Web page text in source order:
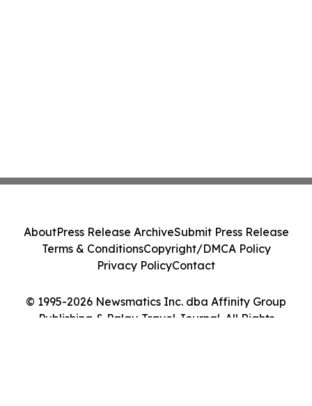
© 1995-2026 Newsmatics Inc. dba Affinity Group
Publishing & Palau Travel Journal. All Rights
AboutPress Release ArchiveSubmit Press Release
Terms & ConditionsCopyright/DMCA Policy
Privacy PolicyContact